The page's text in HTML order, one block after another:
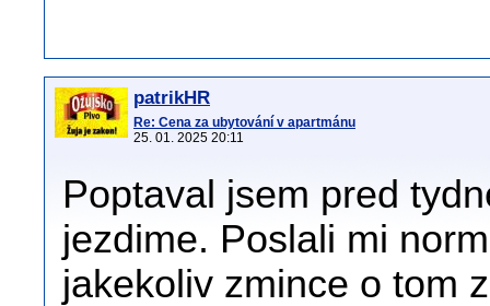
patrikHR
Re: Cena za ubytování v apartmánu
25. 01. 2025 20:11
Poptaval jsem pred
jezdime. Poslali mi
jakekoliv zmince o tom